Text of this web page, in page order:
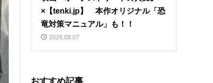
×【tenki.jp】 本作オリジナル「恐
竜対策マニュアル」も！！
2026.08.07